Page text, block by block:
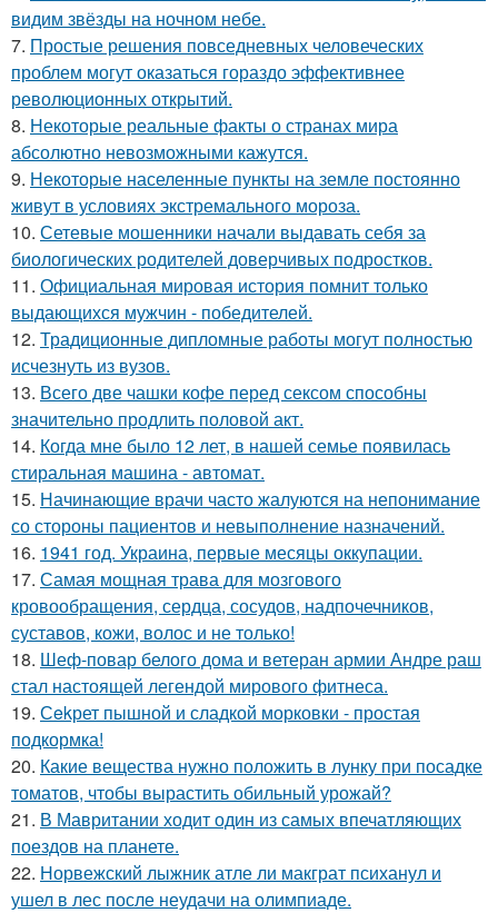
видим звёзды на ночном небе.
7. Простые решения повседневных человеческих
проблем могут оказаться гораздо эффективнее
революционных открытий.
8. Некоторые реальные факты о странах мира
абсолютно невозможными кажутся.
9. Некоторые населенные пункты на земле постоянно
живут в условиях экстремального мороза.
10. Сетевые мошенники начали выдавать себя за
биологических родителей доверчивых подростков.
11. Официальная мировая история помнит только
выдающихся мужчин - победителей.
12. Традиционные дипломные работы могут полностью
исчезнуть из вузов.
13. Всего две чашки кофе перед сексом способны
значительно продлить половой акт.
14. Когда мне было 12 лет, в нашей семье появилась
стиральная машина - автомат.
15. Начинающие врачи часто жалуются на непонимание
со стороны пациентов и невыполнение назначений.
16. 1941 год. Украина, первые месяцы оккупации.
17. Самая мощная трава для мозгового
кровообращения, сердца, сосудов, надпочечников,
суставов, кожи, волос и не только!
18. Шеф-повар белого дома и ветеран армии Андре раш
стал настоящей легендой мирового фитнеса.
19. Сekрет пышной и сладкой морковки - простая
подкормка!
20. Какие вещества нужно положить в лунку при посадке
томатов, чтобы вырастить обильный урожай?
21. В Мавритании ходит один из самых впечатляющих
поездов на планете.
22. Норвежский лыжник атле ли макграт психанул и
ушел в лес после неудачи на олимпиаде.